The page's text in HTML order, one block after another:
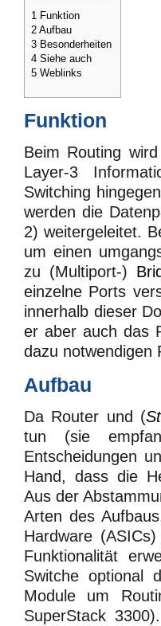
1 Funktion
2 Aufbau
3 Besonderheiten
4 Siehe auch
5 Weblinks
Funktion
Beim Routing
Layer-3
Switching
werden die
2) weitergeleitet.
um einen
zu (Multiport-)
einzelne Ports
innerhalb dieser
er aber auch das
dazu notwendigen
Aufbau
Da Router und (
tun (sie
Entscheidungen
Hand, dass die
Aus der
Arten des
Hardware
Funktionalität
Switche optional
Module um
SuperStack